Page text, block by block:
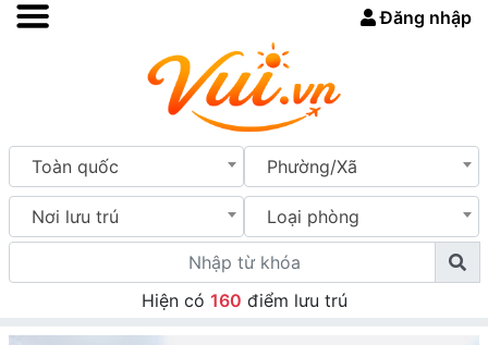
Đăng nhập
Toàn quốc Phường/Xã
Nơi lưu trú Loại phòng
Hiện có 160 điểm lưu trú